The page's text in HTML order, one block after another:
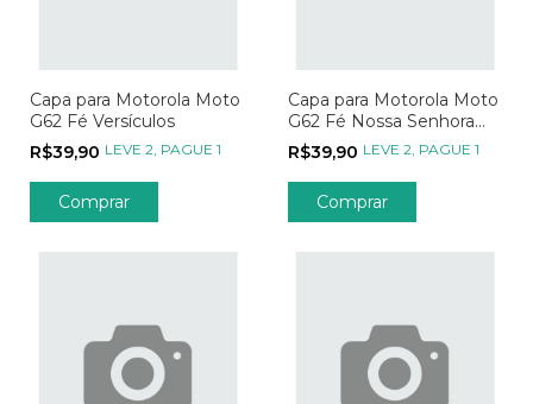
Capa para Motorola Moto
G62 Fé Versículos
R$39,90 LEVE 2, PAGUE 1
Comprar
Capa para Motorola Moto
G62 Fé Nossa Senhora
Transparente
R$39,90 LEVE 2, PAGUE 1
Comprar